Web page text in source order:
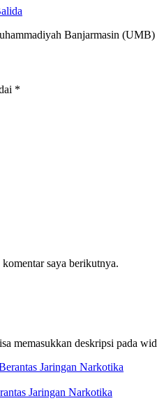
Banjarmasin
*
saya berikutnya.
memasukkan deskripsi pada
Jaringan Narkotika